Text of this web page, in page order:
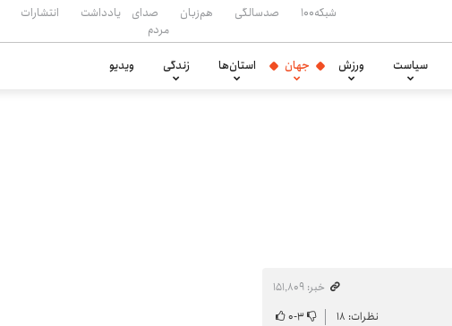
شبکه۱۰۰ صدسالگی هم‌زبان
صدای
مردم
یادداشت انتشارات
سیاست ورزش جهان استان‌ها زندگی ویدیو
خبر: ۱۵۱٬۸۰۹
نظرات: ۱۸ ۳-۰